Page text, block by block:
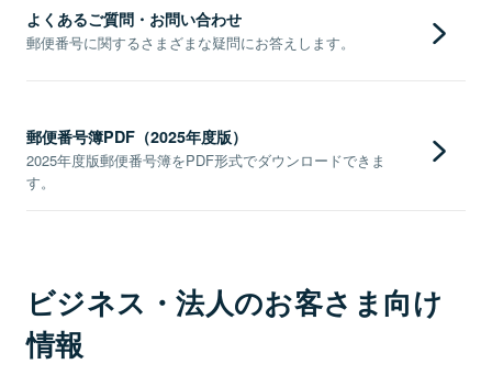
よくあるご質問・お問い合わせ
郵便番号に関するさまざまな疑問にお答えします。
郵便番号簿PDF（2025年度版）
2025年度版郵便番号簿をPDF形式でダウンロードできま
す。
ビジネス・法人のお客さま向け
情報